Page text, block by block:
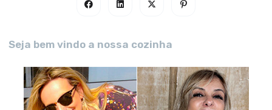
Seja bem vindo a nossa cozinha